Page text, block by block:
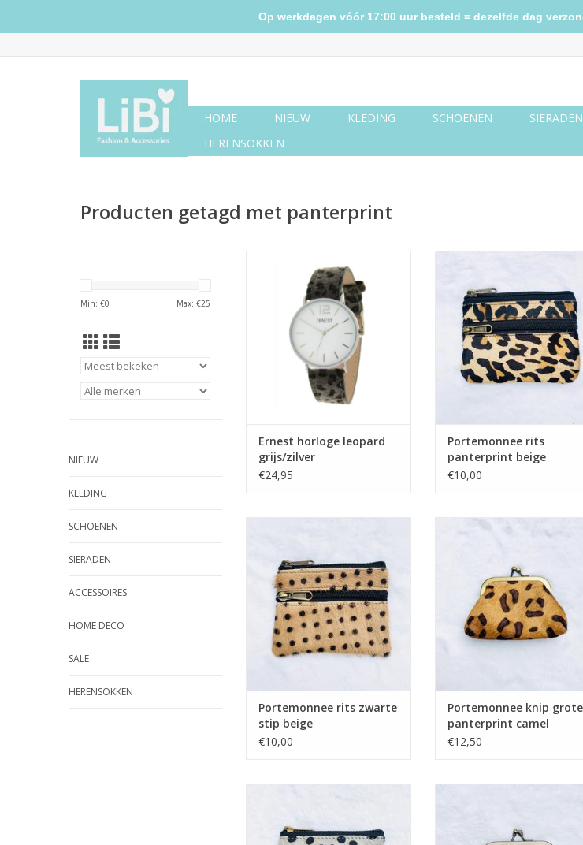
HOME NIEUW KLEDING SCHOENEN SIERADEN
HERENSOKKEN
Producten getagd met panterprint
Min: €0 Max: €25
NIEUW
KLEDING
SCHOENEN
SIERADEN
ACCESSOIRES
HOME DECO
SALE
HERENSOKKEN
grijs/zilver
TOEVOEGEN AAN WINKELWAGEN
Ernest horloge leopard
grijs/zilver
€24,95
TOEVOEGEN AAN
Portemonnee rits
panterprint beige
€10,00
Portemonnee rits zwarte
stip beige
€10,00
Portemonnee knip grote
panterprint camel
TOEVOEGEN AAN
Portemonnee knip grote
panterprint camel
€12,50
TOEVOEGEN AAN WINKELWAGEN
Op werkdagen vóór 17:00 uur besteld = dezelfde dag